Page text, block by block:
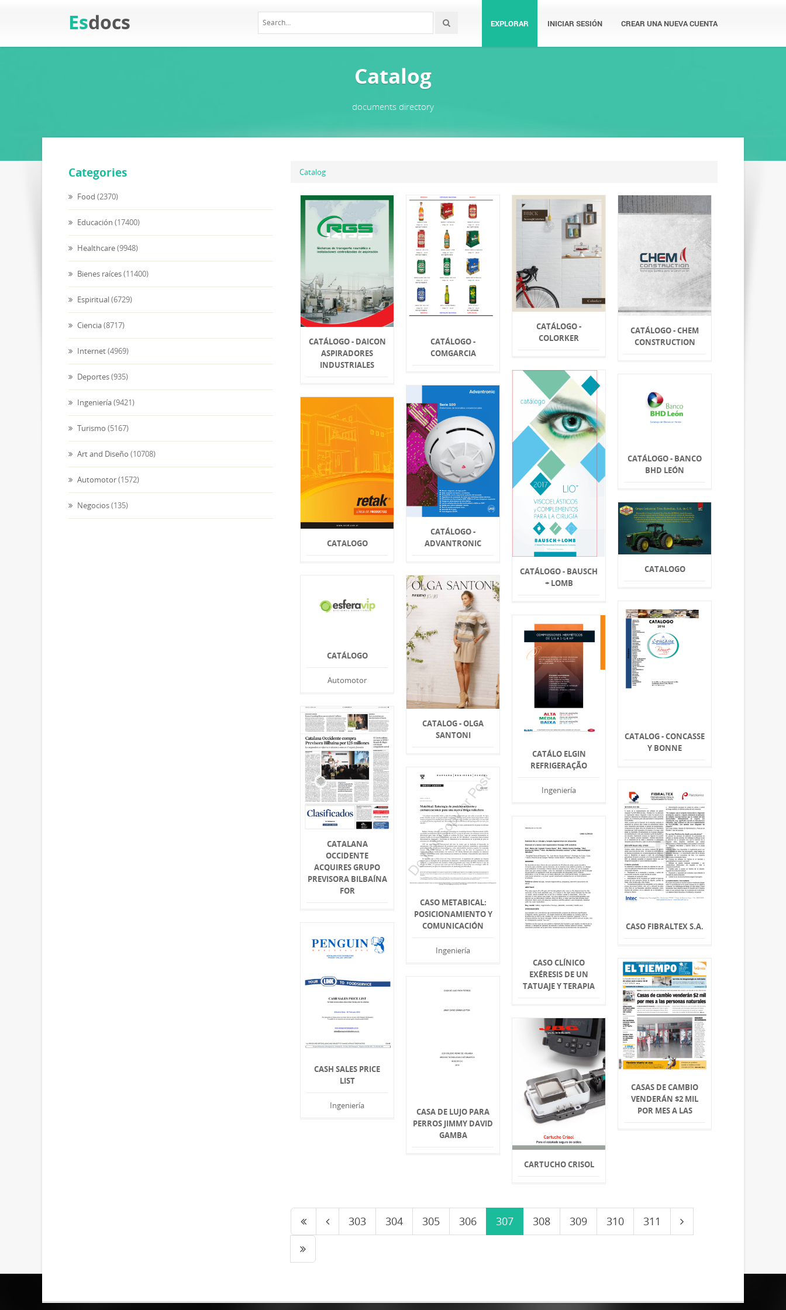
Esdocs EXPLORAR INICIAR SESIÓN CREAR UNA NUEVA CUENTA
Catalog
documents directory
Categories
Food (2370)
Educación (17400)
Healthcare(9948)
Bienes raíces(11400)
Espiritual(6729)
Ciencia(8717)
Internet(4969)
Deportes(935)
Ingeniería(9421)
Turismo (5167)
Art and Diseño (10708)
Automotor(1572)
Negocios(135)
Catalog
CATÁLOGO - DAICON
ASPIRADORES
INDUSTRIALES
CATÁLOGO -
COMGARCIA
CATÁLOGO -
COLORKER
CATÁLOGO - CHEM
CONSTRUCTION
CATÁLOGO - BAUSCH
+ LOMB
CATÁLOGO - BANCO
BHD LEÓN
CATÁLOGO -
ADVANTRONIC
CATALOGO
CATALOGO
CATÁLOGO
Automotor
CATALOG - OLGA
SANTONI
CATALOG - CONCASSE
Y BONNE
CATÁLO ELGIN
REFRIGERAÇÃO
Ingeniería
CATALANA
OCCIDENTE
ACQUIRES GRUPO
PREVISORA BILBAÍNA
FOR
CASO METABICAL:
POSICIONAMIENTO Y
COMUNICACIÓN
Ingeniería
CASO FIBRALTEX S.A.
CASO CLÍNICO
EXÉRESIS DE UN
TATUAJE Y TERAPIA
CASH SALES PRICE
LIST
Ingeniería
CASAS DE CAMBIO
VENDERÁN $2 MIL
POR MES A LAS
CASA DE LUJO PARA
PERROS JIMMY DAVID
GAMBA
CARTUCHO CRISOL
303 304 305 306 307 308 309 310 311